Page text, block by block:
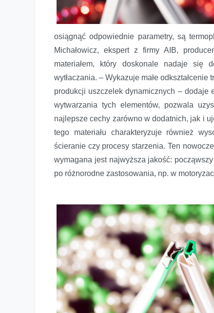
osiągnąć odpowiednie parametry, są
Michałowicz, ekspert z firmy AIB,
materiałem, który doskonale nadaje się
wytłaczania. – Wykazuje małe
produkcji uszczelek dynamicznych – dodaje
wytwarzania tych elementów, pozwala
najlepsze cechy zarówno w dodatnich, jak i
tego materiału charakteryzuje również
ścieranie czy procesy starzenia. Ten
wymagana jest najwyższa jakość:
po różnorodne zastosowania, np. w